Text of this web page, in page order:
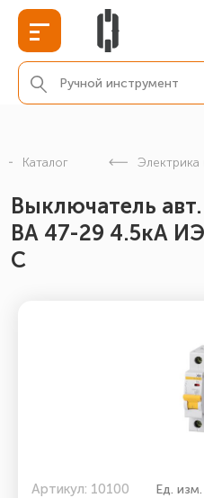
Каталог Электрика
Выключатель
ВА 47-29 4.5кА
C
Артикул: 10100 Ед.